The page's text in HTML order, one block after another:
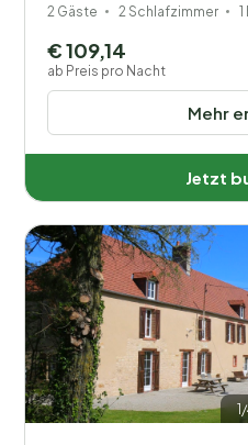
2 Gäste 2 Schlafzimmer
Mehr
€ 109,14
ab Preis pro Nacht
Jetzt